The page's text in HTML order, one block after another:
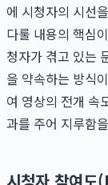
에 시청자의 시선
다룰 내용의 핵심
청자가 겪고 있는
을 약속하는 방식
여 영상의 전개 속
과를 주어 지루함